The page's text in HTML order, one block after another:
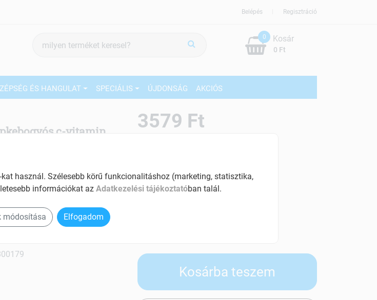
Regisztráció
Belépés
keresés
0
0 Ft
Kosár
ÉS HANGULAT SPECIÁLIS ÚJDONSÁG AKCIÓS
c-vitamin
hatású
3579 Ft
Elérhetõ
Kosárba teszem
használ. Szélesebb körű funkcionalitáshoz (marketing, statisztika,
információkat az Adatkezelési tájékoztatóban talál.
módosítása Elfogadom